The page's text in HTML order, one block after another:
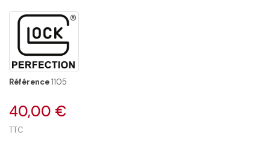
Référence1105
40,00 €
TTC